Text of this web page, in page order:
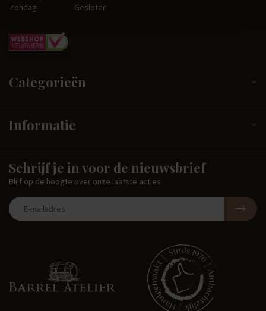
Zondag
Gesloten
Categorieën
Informatie
Schrijf je in voor de nieuwsbrief
Blijf op de hoogte over onze laatste acties